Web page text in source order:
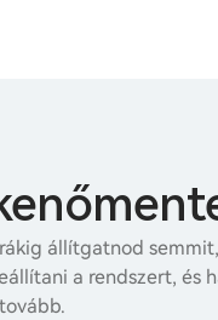
állítgatnod
a rendszert, és